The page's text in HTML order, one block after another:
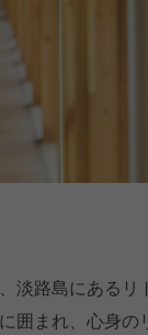
淡路島にある
囲まれ、心身